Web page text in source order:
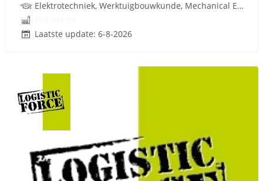
Elektrotechniek, Werktuigbouwkunde, Mechanical Engineering, Pneumatiek
Laatste update: 6-8-2026